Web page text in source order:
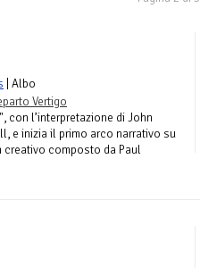
| Albo
Vertigo
con l’interpretazione di John
e inizia il primo arco narrativo su
composto da Paul